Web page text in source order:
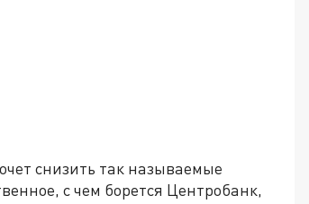
снизить так называемые
с чем борется Центробанк,